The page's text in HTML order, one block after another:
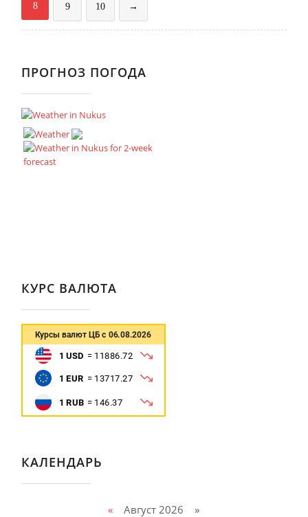
8 9 10 →
ПРОГНОЗ ПОГОДА
КУРС ВАЛЮТА
КАЛЕНДАРЬ
« Август 2026 »